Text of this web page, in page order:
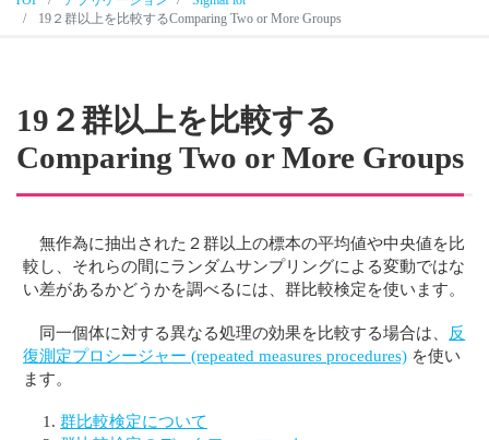
19２群以上を比較するComparing Two or More Groups
19 ２群以上を比較する
Comparing Two or More Groups
無作為に抽出された２群以上の標本の平均値や中央値を比
較し、それらの間にランダムサンプリングによる変動ではな
い差があるかどうかを調べるには、群比較検定を使います。
同一個体に対する異なる処理の効果を比較する場合は、
反
復測定プロシージャー (repeated measures procedures) を使い
ます。
群比較検定について